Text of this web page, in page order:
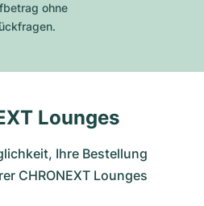
ohne
Lounges
Ihre Bestellung
CHRONEXT Lounges